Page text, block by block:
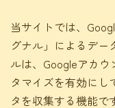
当サイトでは、
グナル」によるデー
ルは、Googleアカ
タマイズを有効にし
タを収集する機能で